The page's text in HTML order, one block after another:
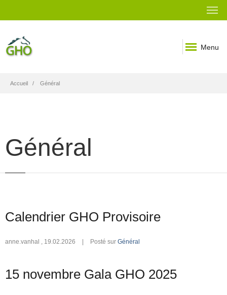
Menu
Fil
Accueil Général
Général
Calendrier GHO Provisoire
anne.vanhal , 19.02.2026 Posté sur Général
15 novembre Gala GHO 2025